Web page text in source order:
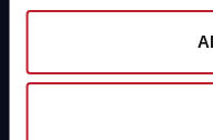
newsletter!